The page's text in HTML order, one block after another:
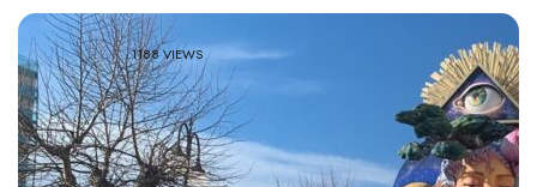
1188 VIEWS